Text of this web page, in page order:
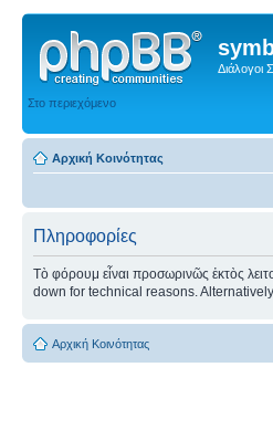
Διάλογοι
Στο περιεχόμενο
Αρχική Κοινότητας
Πληροφορίες
Τὸ φόρουμ εἶναι προσωρινῶς ἐκτὸς
down for technical reasons.
Αρχική Κοινότητας